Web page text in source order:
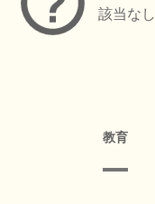
該当なし
教育